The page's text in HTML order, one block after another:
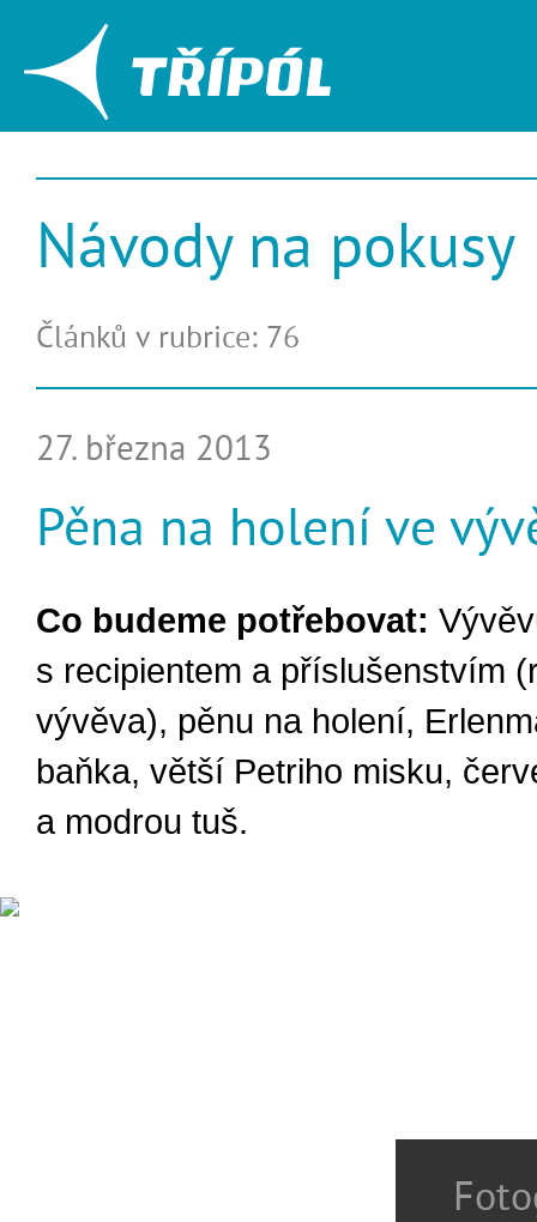
Návody na pokusy
Článků v rubrice: 76
27. března 2013
Pěna na holení ve
Co budeme potřebovat:
s recipientem a příslušenstvím
vývěva), pěnu na holení,
baňka, větší Petriho misku,
a modrou tuš.